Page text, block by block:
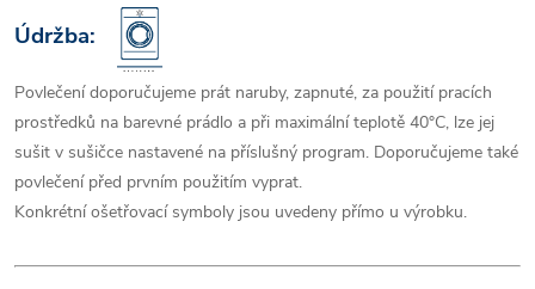
Údržba:
Povlečení doporučujeme prát naruby, zapnuté, za použití pracích
prostředků na barevné prádlo a při maximální teplotě 40°C, lze jej
sušit v sušičce nastavené na příslušný program. Doporučujeme také
povlečení před prvním použitím vyprat.
Konkrétní ošetřovací symboly jsou uvedeny přímo u výrobku.